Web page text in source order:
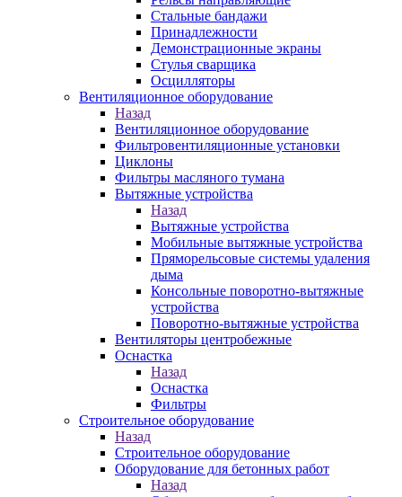
Стальные бандажи
Принадлежности
Демонстрационные экраны
Стулья сварщика
Осцилляторы
Вентиляционное оборудование
Назад
Вентиляционное оборудование
Фильтровентиляционные установки
Циклоны
Фильтры масляного тумана
Вытяжные устройства
Назад
Вытяжные устройства
Мобильные вытяжные устройства
Пряморельсовые системы удаления
дыма
Консольные поворотно-вытяжные
устройства
Поворотно-вытяжные устройства
Вентиляторы центробежные
Оснастка
Назад
Оснастка
Фильтры
Строительное оборудование
Назад
Строительное оборудование
Оборудование для бетонных работ
Назад